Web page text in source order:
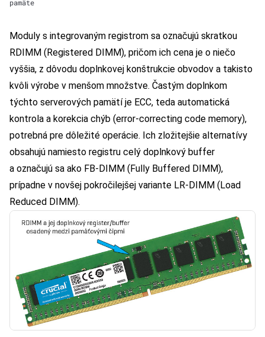
pamäte
Moduly s integrovaným registrom sa označujú skratkou
RDIMM (Registered DIMM), pričom ich cena je o niečo
vyššia, z dôvodu doplnkovej konštrukcie obvodov a takisto
kvôli výrobe v menšom množstve. Častým doplnkom
týchto serverových pamätí je ECC, teda automatická
kontrola a korekcia chýb (error-correcting code memory),
potrebná pre dôležité operácie. Ich zložitejšie alternatívy
obsahujú namiesto registru celý doplnkový buffer
a označujú sa ako FB-DIMM (Fully Buffered DIMM),
prípadne v novšej pokročilejšej variante LR-DIMM (Load
Reduced DIMM).